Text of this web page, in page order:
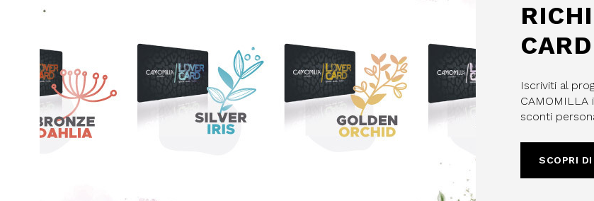
CARD
Iscriviti al
CAMOMILLA
sconti
SCOPRI DI